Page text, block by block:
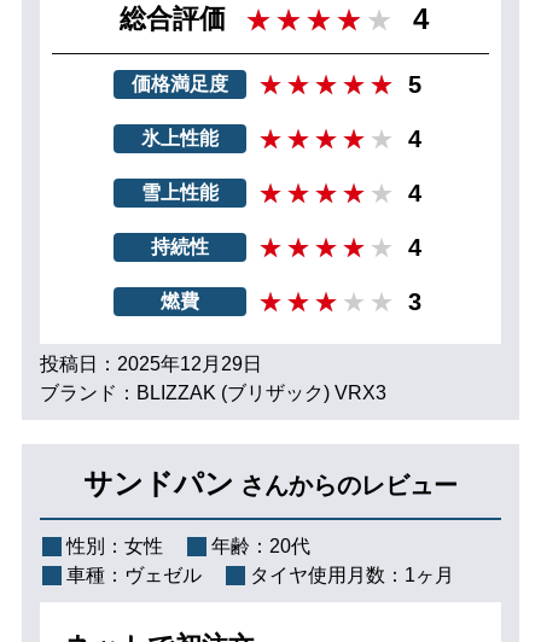
総合評価 4
価格満足度 5
氷上性能 4
雪上性能 4
持続性 4
燃費 3
投稿日：2025年12月29日
ブランド：BLIZZAK (ブリザック) VRX3
サンドパン さんからのレビュー
性別： 女性 年齢： 20代
車種： ヴェゼル タイヤ使用月数： 1ヶ月